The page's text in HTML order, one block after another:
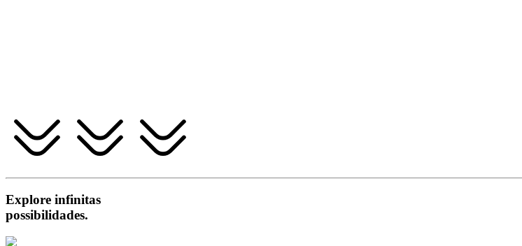
Explore infinitas
possibilidades.